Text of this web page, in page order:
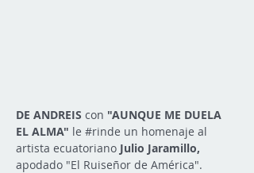
DE ANDREIS con "AUNQUE ME DUELA
EL ALMA" le #rinde un homenaje al
artista ecuatoriano Julio Jaramillo,
apodado "El Ruiseñor de América".